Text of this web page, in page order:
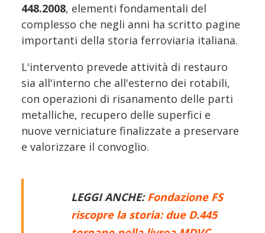
448.2008, elementi fondamentali del
complesso che negli anni ha scritto pagine
importanti della storia ferroviaria italiana.
L'intervento prevede attività di restauro
sia all'interno che all'esterno dei rotabili,
con operazioni di risanamento delle parti
metalliche, recupero delle superfici e
nuove verniciature finalizzate a preservare
e valorizzare il convoglio.
LEGGI ANCHE: Fondazione FS
riscopre la storia: due D.445